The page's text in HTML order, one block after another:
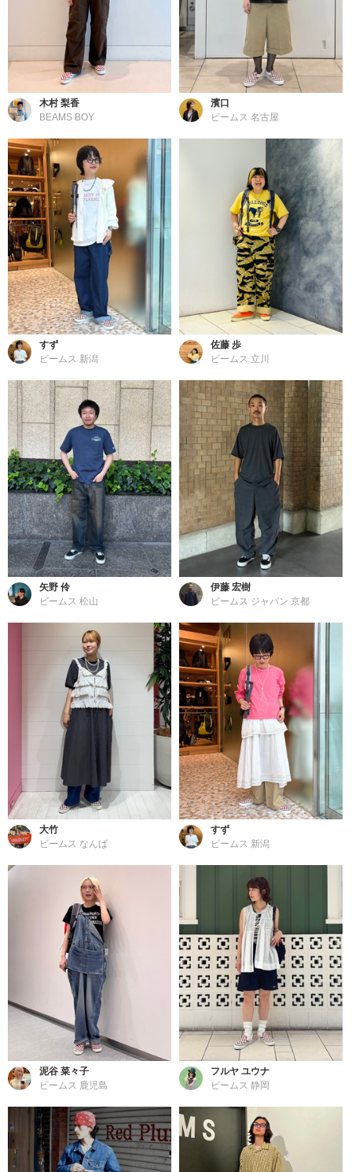
木村 梨香
BEAMS BOY
濱口
ビームス 名古屋
すず
ビームス 新潟
佐藤 歩
ビームス 立川
矢野 伶
ビームス 松山
伊藤 宏樹
ビームス ジャパン 京都
大竹
ビームス なんば
すず
ビームス 新潟
泥谷 菜々子
ビームス 鹿児島
フルヤ ユウナ
ビームス 静岡